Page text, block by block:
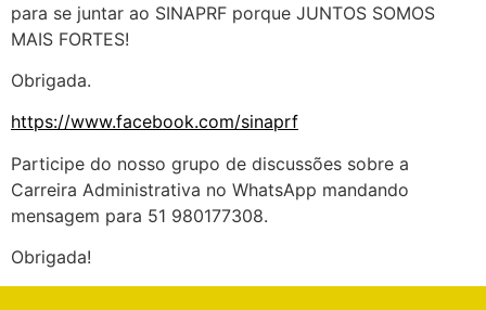
para se juntar ao SINAPRF porque JUNTOS SOMOS
MAIS FORTES!
Obrigada.
https://www.facebook.com/sinaprf
Participe do nosso grupo de discussões sobre a
Carreira Administrativa no WhatsApp mandando
mensagem para 51 980177308.
Obrigada!